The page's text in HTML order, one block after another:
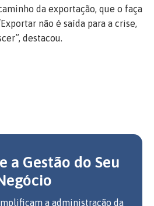
da exportação, que o faça
não é saída para a crise,
destacou.
a Gestão do Seu
a administração da